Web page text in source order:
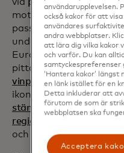
motorsport med
passioner inom sport,
underhållning och
Europa kan
pittoresk resa med
vinproducent, utforska
ikoniskaMilanos
stängningstid ,kryssa i
regionen Achterhoek
och mycket mer.
användarupplevelsen.
också kakor för att
användares
andra webbplatser.
att lära dig vilka kakor
och varför. Du kan
samtyckespreferenser
‘Hantera kakor’
en länk istället för en
Detta inkluderar att
förutom de som är
webbplatsen ska
Acceptera